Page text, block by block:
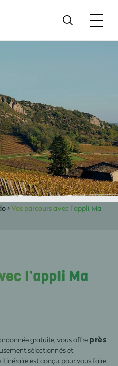
>Vos parcours avec l’appli Ma
l’appli Ma
gratuite, vous offre près
sélectionnés et
est conçu pour vous faire